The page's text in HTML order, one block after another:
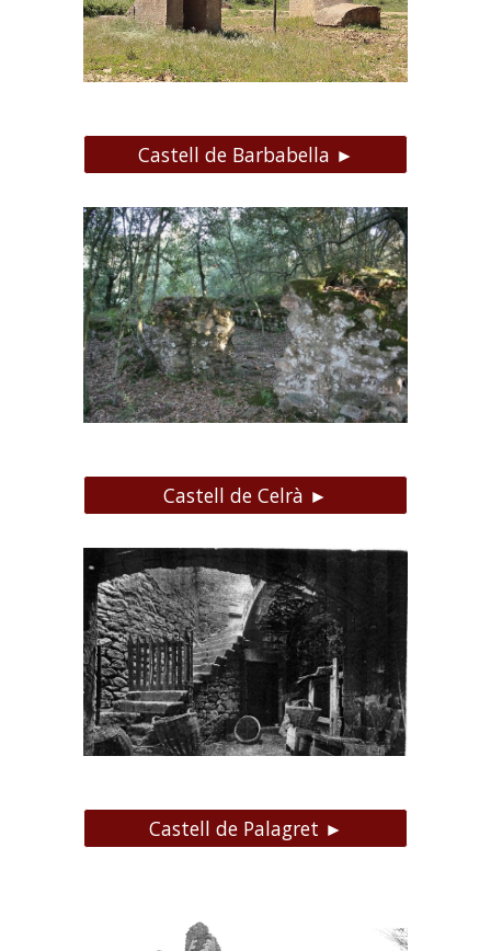
Castell de Barbabella ►
Castell de Celrà ►
Castell de Palagret ►